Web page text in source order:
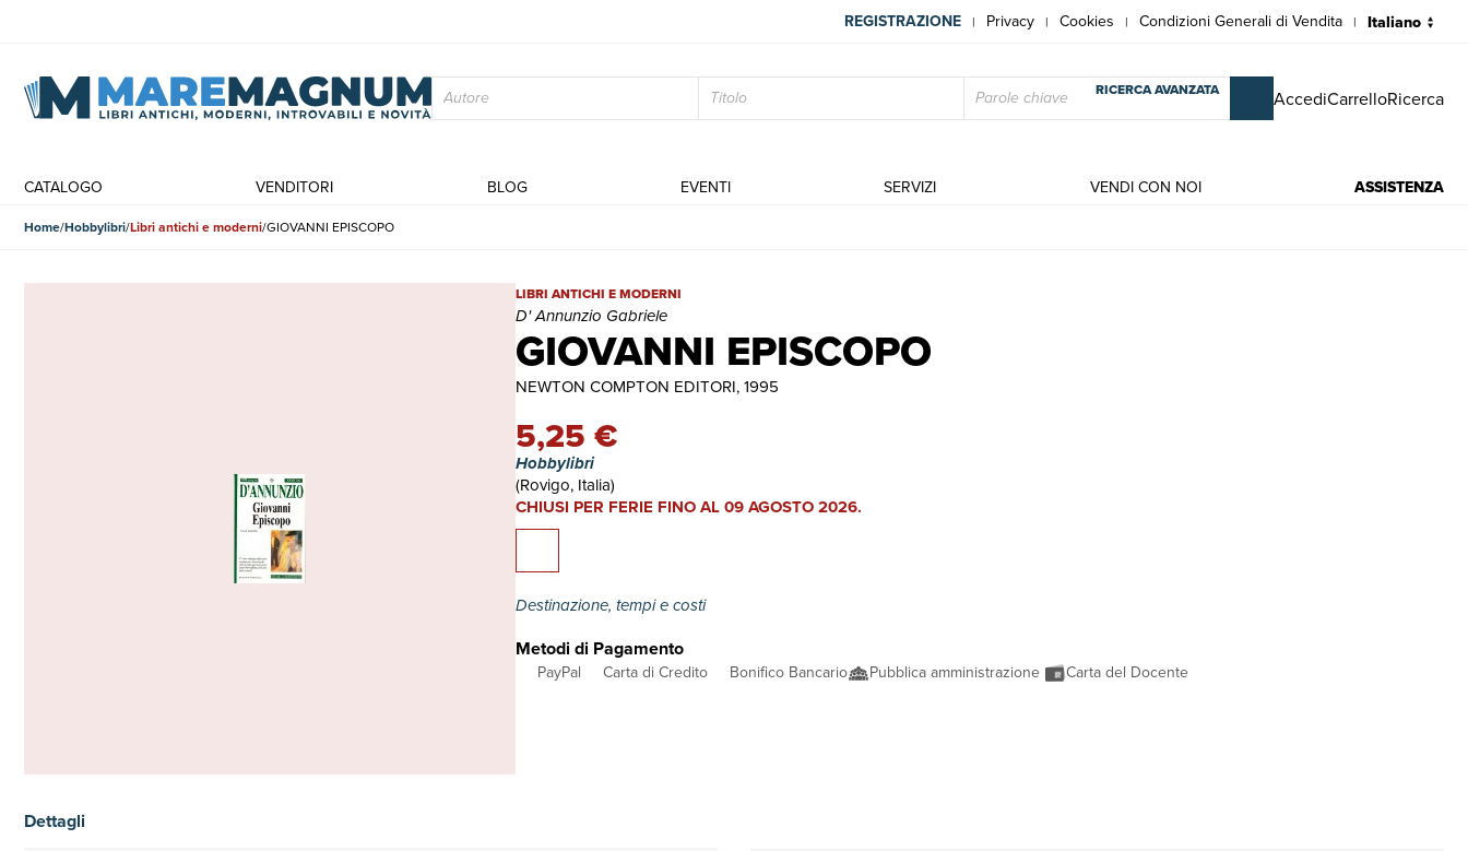
REGISTRAZIONE | Privacy | Cookies | Condizioni Generali di Vendita |
RICERCA AVANZATA AccediCarrelloRicerca
CATALOGO VENDITORI BLOG EVENTI SERVIZI VENDI CON NOI ASSISTENZA
Home Hobbylibri Libri antichi e moderni GIOVANNI EPISCOPO
GIOVANNI EPISCOPO
GIOVANNI EPISCOPO | Libri antichi e moderni | D' Annunzio Gabriele
LIBRI ANTICHI E MODERNI
D' Annunzio Gabriele
NEWTON COMPTON EDITORI, 1995
5,25 €
Hobbylibri
(Rovigo, Italia)
CHIUSI PER FERIE FINO AL 09 AGOSTO 2026.
Destinazione, tempi e costi
Metodi di Pagamento
PayPal Carta di Credito Bonifico Bancario Pubblica amministrazione Carta del Docente
Dettagli